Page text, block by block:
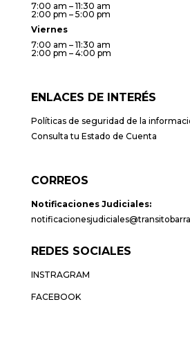
7:00 am – 11:30 am
2:00 pm – 5:00 pm
Viernes
7:00 am – 11:30 am
2:00 pm – 4:00 pm
ENLACES DE INTERÉS
Políticas de seguridad de la
Consulta tu Estado de Cuenta
CORREOS
Notificaciones Judiciales:
REDES SOCIALES
INSTRAGRAM
FACEBOOK